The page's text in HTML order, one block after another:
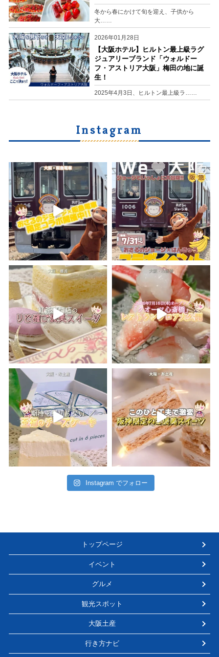
冬から春にかけて旬を迎え、子供から
大……
2026年01月28日
【大阪ホテル】ヒルトン最上級ラグ
ジュアリーブランド「ウォルドー
フ・アストリア大阪」梅田の地に誕
生！
2025年4月3日、ヒルトン最上級ラ……
Instagram
Instagram でフォロー
トップページ
イベント
グルメ
観光スポット
大阪土産
行き方ナビ